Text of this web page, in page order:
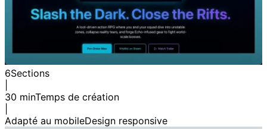
6Sections
30 minTemps de création
Adapté au mobileDesign responsive